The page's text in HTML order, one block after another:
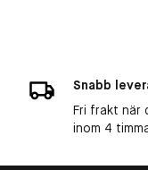
Snabb
Fri frakt när
inom 4